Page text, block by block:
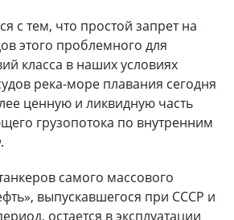
с тем, что простой запрет на
этого проблемного для
класса в наших условиях
река-море плавания сегодня
ценную и ликвидную часть
грузопотока по внутренним
самого массового
выпускавшегося при СССР и
остается в эксплуатации